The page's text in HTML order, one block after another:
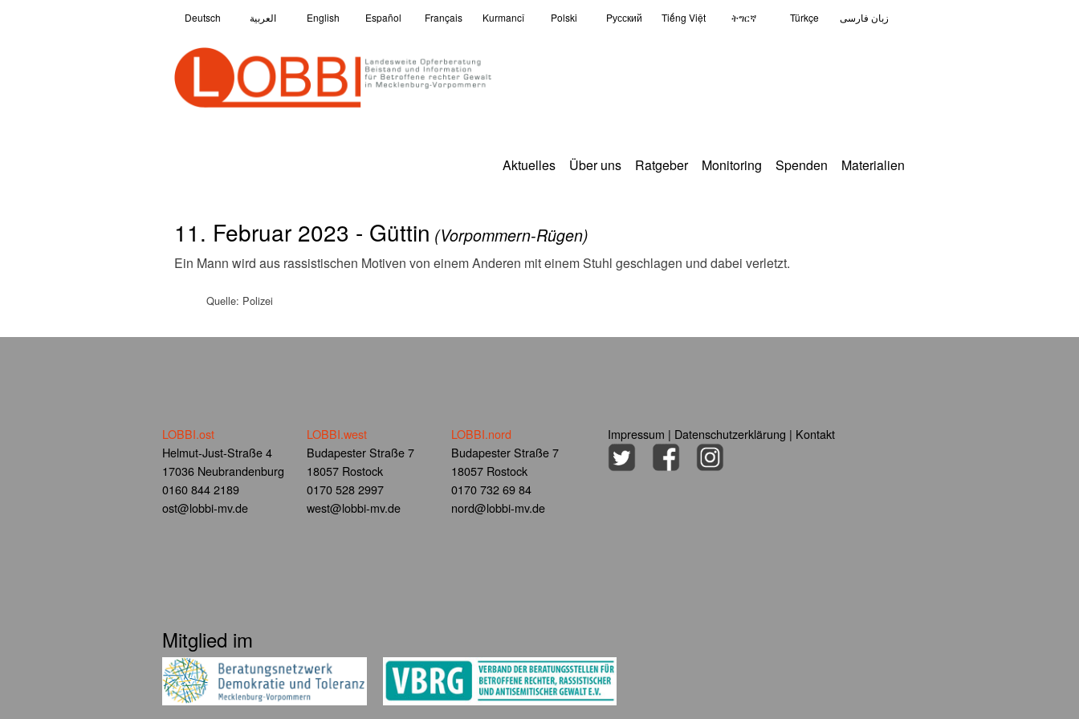
Deutsch العربية English Español Français Kurmancî Polski Pусский Tiếng Việt ትግርኛ Türkçe زبان فارسی
Aktuelles Über uns Ratgeber Monitoring Spenden Materialien
11. Februar 2023 - Güttin (Vorpommern-Rügen)
Ein Mann wird aus rassistischen Motiven von einem Anderen mit einem Stuhl geschlagen und dabei verletzt.
Quelle: Polizei
LOBBI.ost
Helmut-Just-Straße 4
17036 Neubrandenburg
0160 844 2189
ost@lobbi-mv.de
LOBBI.west
Budapester Straße 7
18057 Rostock
0170 528 2997
west@lobbi-mv.de
LOBBI.nord
Budapester Straße 7
18057 Rostock
0170 732 69 84
nord@lobbi-mv.de
Impressum | Datenschutzerklärung | Kontakt
Mitglied im